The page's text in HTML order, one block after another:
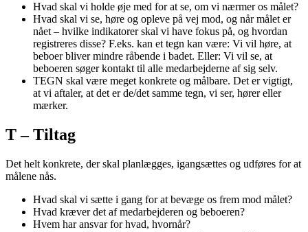
Hvad skal vi holde øje med for at se, om vi nærmer os målet?
Hvad skal vi se, høre og opleve på vej mod, og når målet er
nået – hvilke indikatorer skal vi have fokus på, og hvordan
registreres disse? F.eks. kan et tegn kan være: Vi vil høre, at
beboer bliver mindre råbende i badet. Eller: Vi vil se, at
beboeren søger kontakt til alle medarbejderne af sig selv.
TEGN skal være meget konkrete og målbare. Det er vigtigt,
at vi aftaler, at det er de/det samme tegn, vi ser, hører eller
mærker.
T – Tiltag
Det helt konkrete, der skal planlægges, igangsættes og udføres for at
målene nås.
Hvad skal vi sætte i gang for at bevæge os frem mod målet?
Hvad kræver det af medarbejderen og beboeren?
Hvem har ansvar for hvad, hvornår?